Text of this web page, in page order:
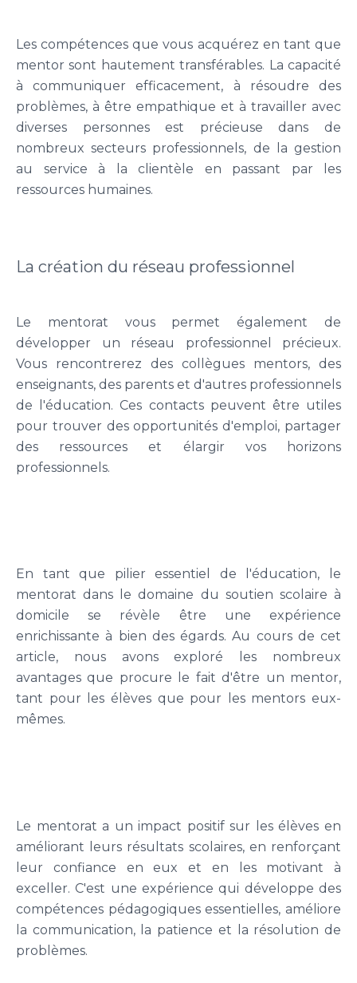
Les compétences que vous acquérez en tant que
mentor sont hautement transférables. La capacité
à communiquer efficacement, à résoudre des
problèmes, à être empathique et à travailler avec
diverses personnes est précieuse dans de
nombreux secteurs professionnels, de la gestion
au service à la clientèle en passant par les
ressources humaines.
La création du réseau professionnel
Le mentorat vous permet également de
développer un réseau professionnel précieux.
Vous rencontrerez des collègues mentors, des
enseignants, des parents et d'autres professionnels
de l'éducation. Ces contacts peuvent être utiles
pour trouver des opportunités d'emploi, partager
des ressources et élargir vos horizons
professionnels.
En tant que pilier essentiel de l'éducation, le
mentorat dans le domaine du soutien scolaire à
domicile se révèle être une expérience
enrichissante à bien des égards. Au cours de cet
article, nous avons exploré les nombreux
avantages que procure le fait d'être un mentor,
tant pour les élèves que pour les mentors eux-
mêmes.
Le mentorat a un impact positif sur les élèves en
améliorant leurs résultats scolaires, en renforçant
leur confiance en eux et en les motivant à
exceller. C'est une expérience qui développe des
compétences pédagogiques essentielles, améliore
la communication, la patience et la résolution de
problèmes.